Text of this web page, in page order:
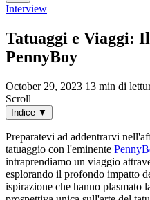
Interview
Tatuaggi e Viaggi:
PennyBoy
October 29, 2023 13 min di
Scroll
Indice ▼
Preparatevi ad addentrarvi
tatuaggio con l'eminente
intraprendiamo un viaggio
esplorando il profondo impatto
ispirazione che hanno plasmato